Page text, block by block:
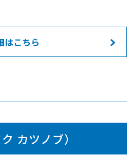
はこちら
カツノブ）